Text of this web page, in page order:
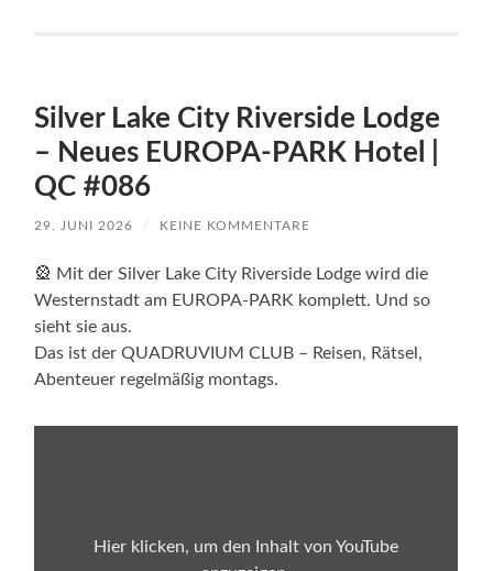
Silver Lake City Riverside Lodge
– Neues EUROPA-PARK Hotel |
QC #086
29. JUNI 2026 / KEINE KOMMENTARE
🎡 Mit der Silver Lake City Riverside Lodge wird die
Westernstadt am EUROPA-PARK komplett. Und so
sieht sie aus.
Das ist der QUADRUVIUM CLUB – Reisen, Rätsel,
Abenteuer regelmäßig montags.
EUROPA-
Hier klicken, um den Inhalt von YouTube